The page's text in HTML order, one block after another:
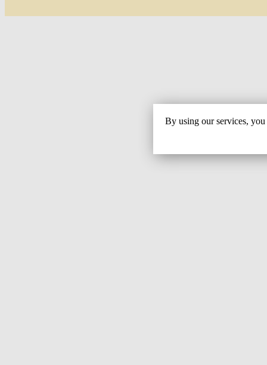
By using our services,